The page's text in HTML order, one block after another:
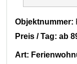
Objektnummer:
Preis / Tag: ab
Art: